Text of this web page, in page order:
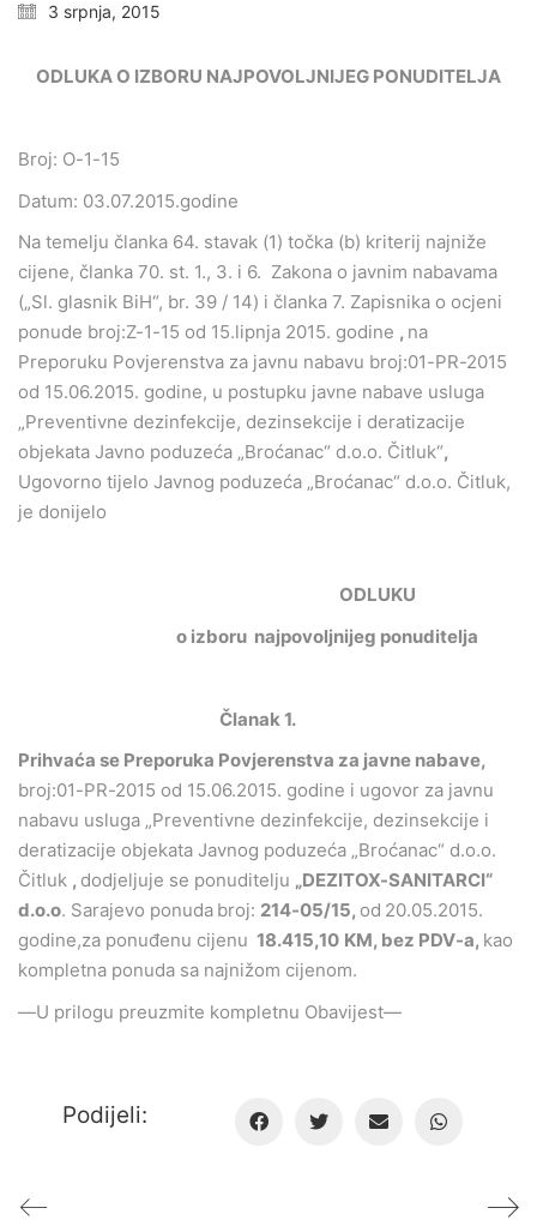
3 srpnja, 2015
ODLUKA O IZBORU NAJPOVOLJNIJEG PONUDITELJA
Broj: O-1-15
Datum: 03.07.2015.godine
Na temelju članka 64. stavak (1) točka (b) kriterij najniže
cijene, članka 70. st. 1., 3. i 6. Zakona o javnim nabavama
(„Sl. glasnik BiH“, br. 39 / 14) i članka 7. Zapisnika o ocjeni
ponude broj:Z-1-15 od 15.lipnja 2015. godine , na
Preporuku Povjerenstva za javnu nabavu broj:01-PR-2015
od 15.06.2015. godine, u postupku javne nabave usluga
„Preventivne dezinfekcije, dezinsekcije i deratizacije
objekata Javno poduzeća „Broćanac“ d.o.o. Čitluk“,
Ugovorno tijelo Javnog poduzeća „Broćanac“ d.o.o. Čitluk,
je donijelo
ODLUKU
o izboru najpovoljnijeg ponuditelja
Članak 1.
Prihvaća se Preporuka Povjerenstva za javne nabave,
broj:01-PR-2015 od 15.06.2015. godine i ugovor za javnu
nabavu usluga „Preventivne dezinfekcije, dezinsekcije i
deratizacije objekata Javnog poduzeća „Broćanac“ d.o.o.
Čitluk , dodjeljuje se ponuditelju „DEZITOX-SANITARCI“
d.o.o. Sarajevo ponuda broj: 214-05/15, od 20.05.2015.
godine,za ponuđenu cijenu 18.415,10 KM, bez PDV-a, kao
kompletna ponuda sa najnižom cijenom.
—U prilogu preuzmite kompletnu Obavijest—
Podijeli: